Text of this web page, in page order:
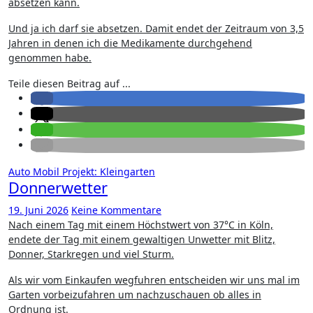
Und ja ich darf sie absetzen. Damit endet der Zeitraum von 3,5
Jahren in denen ich die Medikamente durchgehend
genommen habe.
Teile diesen Beitrag auf ...
Auto Mobil Projekt: Kleingarten
Donnerwetter
19. Juni 2026 Keine Kommentare
Nach einem Tag mit einem Höchstwert von 37°C in Köln,
endete der Tag mit einem gewaltigen Unwetter mit Blitz,
Donner, Starkregen und viel Sturm.
Als wir vom Einkaufen wegfuhren entscheiden wir uns mal im
Garten vorbeizufahren um nachzuschauen ob alles in
Ordnung ist.